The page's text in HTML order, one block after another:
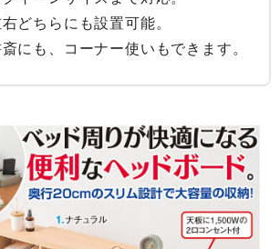
どちらにも設置可能。
にも、コーナー使いもできます。